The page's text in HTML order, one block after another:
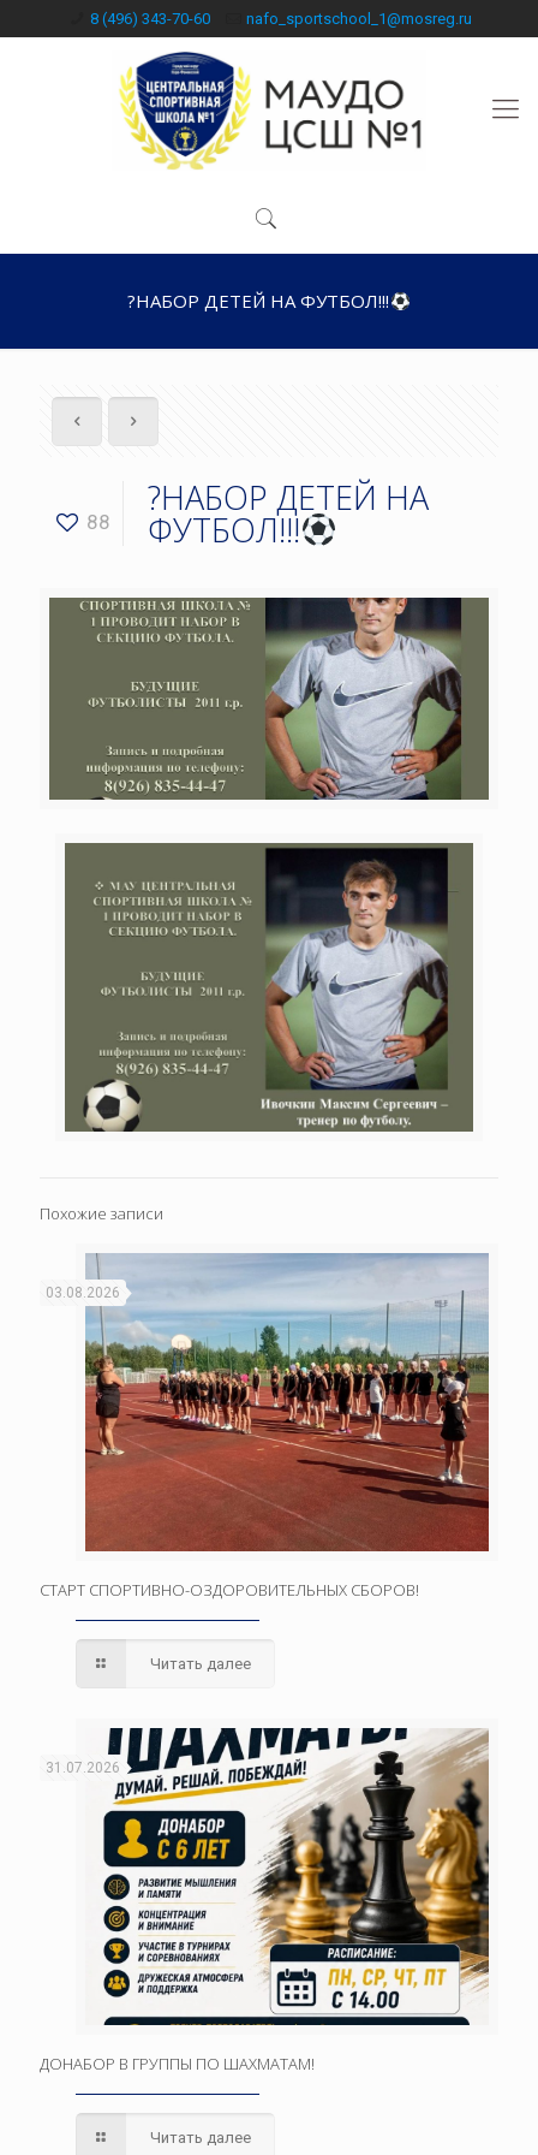
8 (496) 343-70-60 nafo_sportschool_1@mosreg.ru
?НАБОР ДЕТЕЙ НА ФУТБОЛ!!!
88
?НАБОР ДЕТЕЙ НА
ФУТБОЛ!!!
Похожие записи
03.08.2026
СТАРТ СПОРТИВНО-ОЗДОРОВИТЕЛЬНЫХ СБОРОВ!
Читать далее
31.07.2026
ДОНАБОР В ГРУППЫ ПО ШАХМАТАМ!
Читать далее